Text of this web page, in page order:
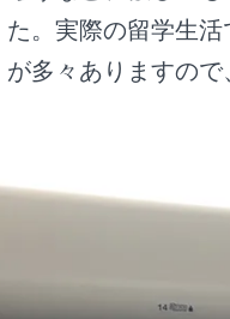
た。実際の留学生
が多々ありますので